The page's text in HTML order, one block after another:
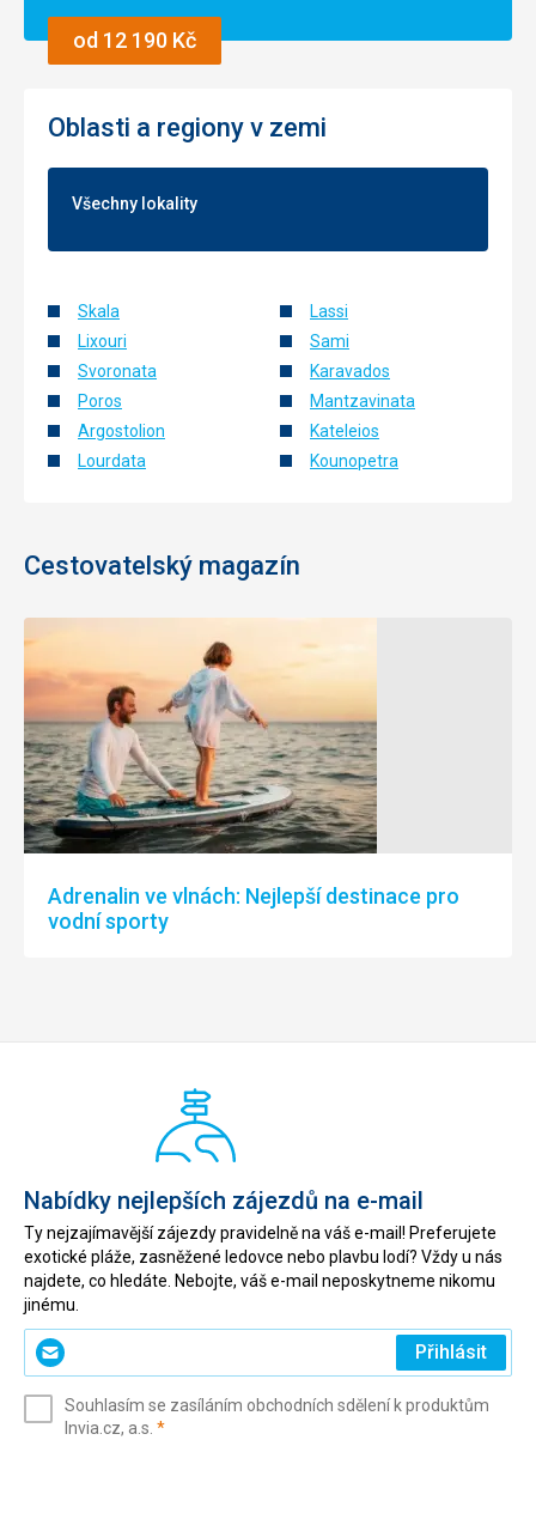
od 12 190 Kč
Oblasti a regiony v zemi
Všechny lokality
Skala
Lixouri
Svoronata
Poros
Argostolion
Lourdata
Lassi
Sami
Karavados
Mantzavinata
Kateleios
Kounopetra
Cestovatelský magazín
Adrenalin ve vlnách: Nejlepší destinace pro
vodní sporty
Nabídky nejlepších zájezdů na e-mail
Ty nejzajímavější zájezdy pravidelně na váš e-mail! Preferujete
exotické pláže, zasněžené ledovce nebo plavbu lodí? Vždy u nás
najdete, co hledáte. Nebojte, váš e-mail neposkytneme nikomu
jinému.
Zadejte
svůj
(povinné)
Přihlásit
Souhlasím se zasíláním obchodních sdělení k produktům
Invia.cz, a.s. *(povinné)